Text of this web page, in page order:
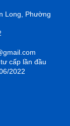
Long, Phường
cấp lần đầu
2022